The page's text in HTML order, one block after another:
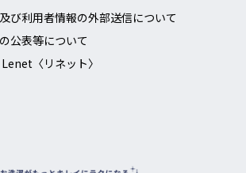
び利用者情報の外部送信について
公表等について
〈リネット〉